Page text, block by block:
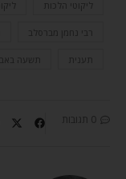
ליקוטי הלכות
רבי נחמן מברסלב
תענית תשעה באב
0 תגובות